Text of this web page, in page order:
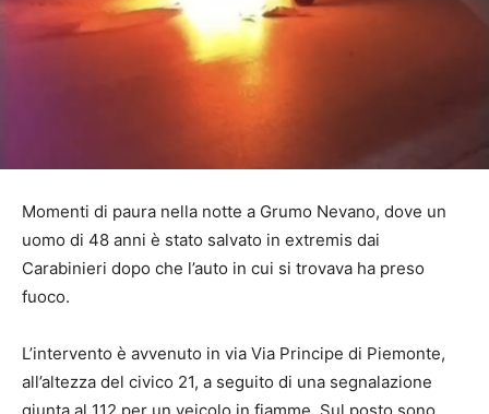
Momenti di paura nella notte a Grumo Nevano, dove un
uomo di 48 anni è stato salvato in extremis dai
Carabinieri dopo che l’auto in cui si trovava ha preso
fuoco.
L’intervento è avvenuto in via Via Principe di Piemonte,
all’altezza del civico 21, a seguito di una segnalazione